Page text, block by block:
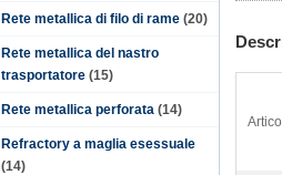
Rete metallica di filo di rame (20)
Rete metallica del nastro
trasportatore (15)
Rete metallica perforata (14)
Refractory a maglia esessuale
(14)